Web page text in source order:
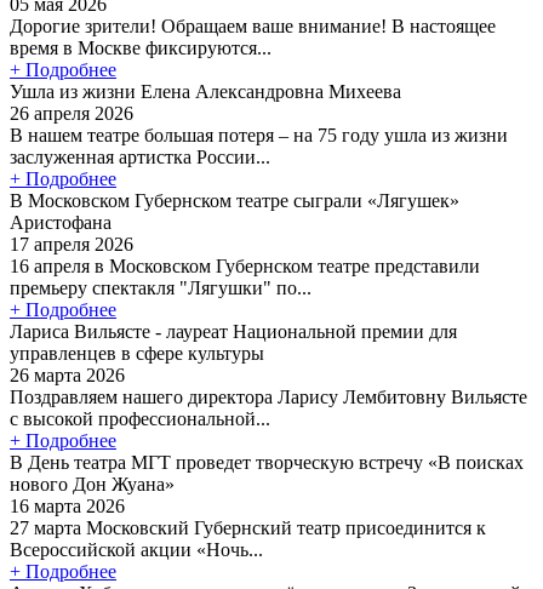
Дорогие зрители! Обращаем ваше внимание! В настоящее
время в Москве фиксируются...
+ Подробнее
Ушла из жизни Елена Александровна Михеева
26 апреля 2026
В нашем театре большая потеря – на 75 году ушла из жизни
заслуженная артистка России...
+ Подробнее
В Московском Губернском театре сыграли «Лягушек»
Аристофана
17 апреля 2026
16 апреля в Московском Губернском театре представили
премьеру спектакля "Лягушки" по...
+ Подробнее
Лариса Вильясте - лауреат Национальной премии для
управленцев в сфере культуры
26 марта 2026
Поздравляем нашего директора Ларису Лембитовну Вильясте
с высокой профессиональной...
+ Подробнее
В День театра МГТ проведет творческую встречу «В поисках
нового Дон Жуана»
16 марта 2026
27 марта Московский Губернский театр присоединится к
Всероссийской акции «Ночь...
+ Подробнее